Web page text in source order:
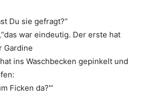
Du sie gefragt?“
war eindeutig. Der erste hat
Gardine
ins Waschbecken gepinkelt und
Ficken da?'“